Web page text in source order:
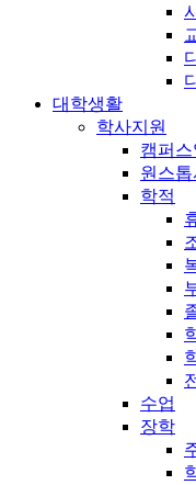
대학생활
학사지원
캠퍼스
원스
학적
수업
장학